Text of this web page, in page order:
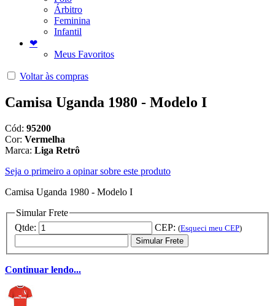
Árbitro
Feminina
Infantil
❤
Meus Favoritos
Voltar às compras
Camisa Uganda 1980 - Modelo I
Cód: 95200
Cor: Vermelha
Marca: Liga Retrô
Seja o primeiro a opinar sobre este produto
Camisa Uganda 1980 - Modelo I
Simular Frete
Qtde:
CEP: (Esqueci meu CEP)
Simular Frete
Continuar lendo...